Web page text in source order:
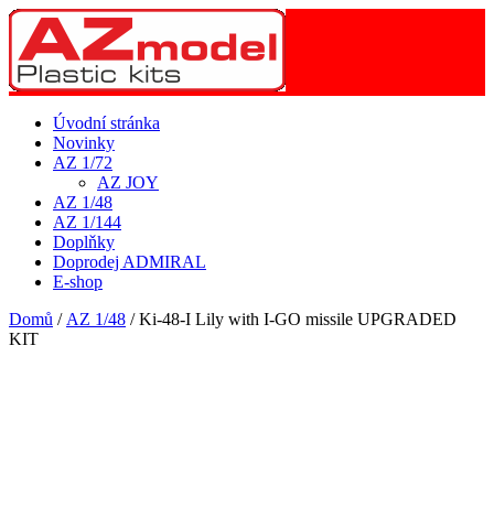
Úvodní stránka
Novinky
AZ 1/72
AZ JOY
AZ 1/48
AZ 1/144
Doplňky
Doprodej ADMIRAL
E-shop
Domů / AZ 1/48 / Ki-48-I Lily with I-GO missile UPGRADED
KIT